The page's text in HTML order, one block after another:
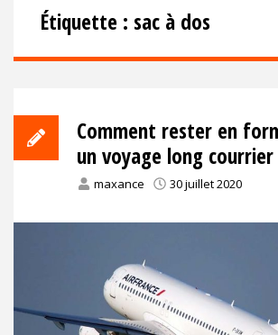
Étiquette : sac à dos
Comment rester en
un voyage long courrier
maxance 30 juillet 2020